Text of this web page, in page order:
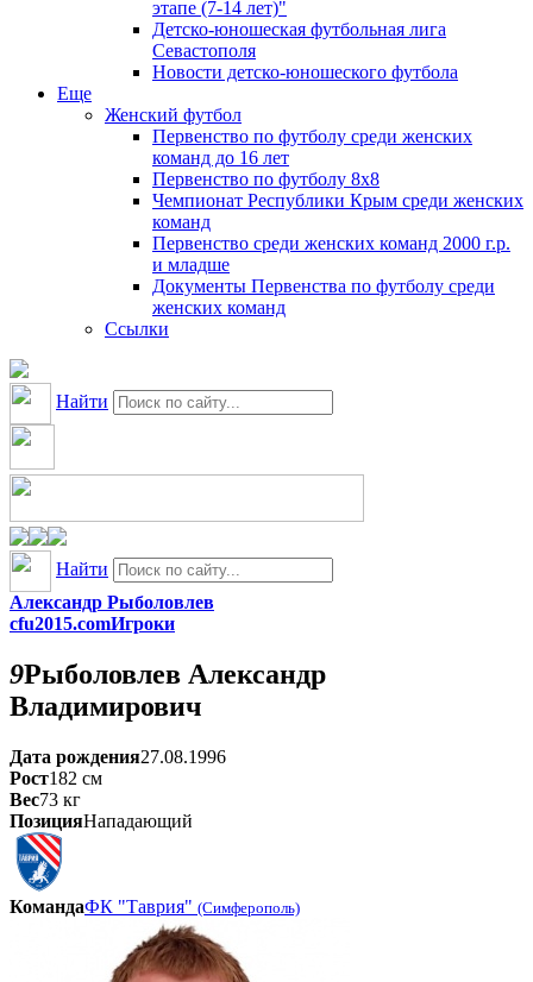
этапе (7-14 лет)"
Детско-юношеская футбольная лига
Севастополя
Новости детско-юношеского футбола
Еще
Женский футбол
Первенство по футболу среди женских
команд до 16 лет
Первенство по футболу 8х8
Чемпионат Республики Крым среди женских
команд
Первенство среди женских команд 2000 г.р.
и младше
Документы Первенства по футболу среди
женских команд
Ссылки
Найти
Найти
Александр Рыболовлев
cfu2015.comИгроки
9Рыболовлев Александр
Владимирович
Дата рождения27.08.1996
Рост182 см
Вес73 кг
ПозицияНападающий
КомандаФК "Таврия" (Симферополь)